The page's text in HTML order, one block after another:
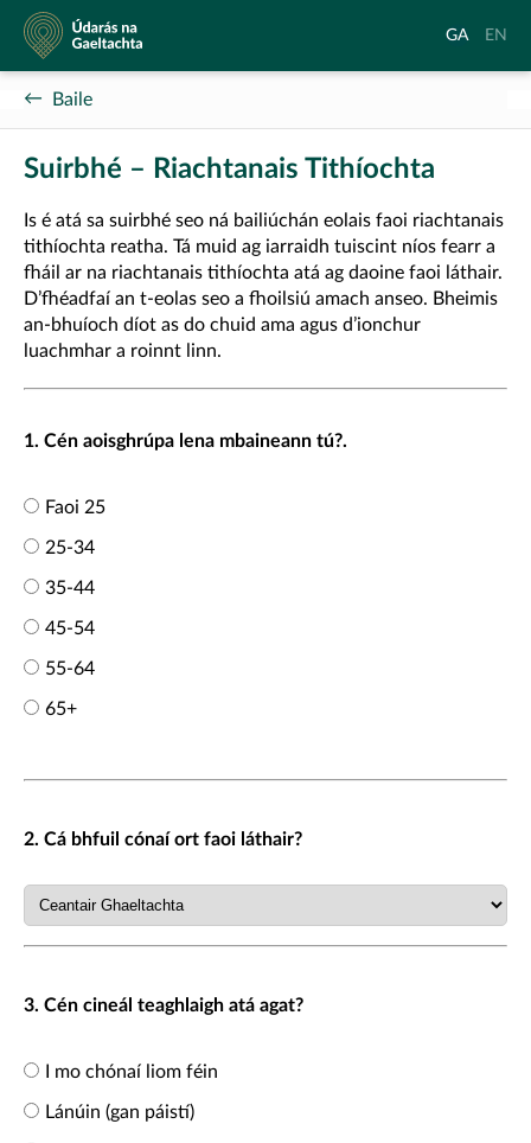
Údarás
na
Gaeltachta
Aistrigh
Gaeilge
GA
to
EN
Baile
Suirbhé – Riachtanais Tithíochta
Is é atá sa suirbhé seo ná bailiúchán eolais faoi riachtanais
tithíochta reatha. Tá muid ag iarraidh tuiscint níos fearr a
fháil ar na riachtanais tithíochta atá ag daoine faoi láthair.
D’fhéadfaí an t-eolas seo a fhoilsiú amach anseo. Bheimis
an-bhuíoch díot as do chuid ama agus d’ionchur
luachmhar a roinnt linn.
1. Cén aoisghrúpa lena mbaineann tú?.
Faoi 25
25-34
35-44
45-54
55-64
65+
2. Cá bhfuil cónaí ort faoi láthair?
3. Cén cineál teaghlaigh atá agat?
I mo chónaí liom féin
Lánúin (gan páistí)